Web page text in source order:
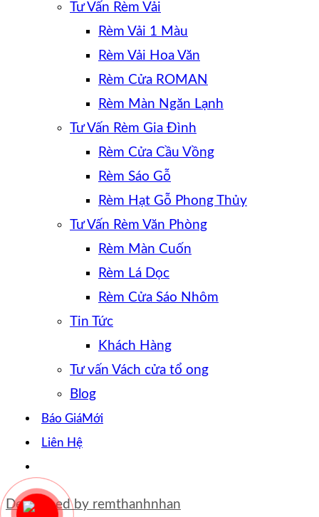
Tư Vấn Rèm Vải
Rèm Vải 1 Màu
Rèm Vải Hoa Văn
Rèm Cửa ROMAN
Rèm Màn Ngăn Lạnh
Tư Vấn Rèm Gia Đình
Rèm Cửa Cầu Vồng
Rèm Sáo Gỗ
Rèm Hạt Gỗ Phong Thủy
Tư Vấn Rèm Văn Phòng
Rèm Màn Cuốn
Rèm Lá Dọc
Rèm Cửa Sáo Nhôm
Tin Tức
Khách Hàng
Tư vấn Vách cửa tổ ong
Blog
Báo Giá
Liên Hệ
Developed by remthanhnhan